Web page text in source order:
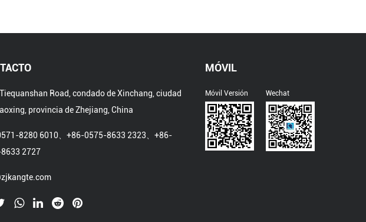
Road, condado de Xinchang, ciudad
provincia de Zhejiang, China
8280 6010、+86-0575-8633 2323、+86-
2727
MÓVIL
Móvil Versión Wechat